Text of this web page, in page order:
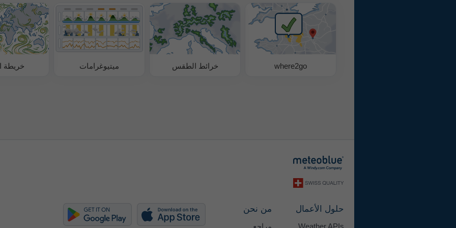
where2go خرائط الطقس ميتيوغرامات خريطة
حلول الأعمال
Weather APIs
من نحن
مراجع